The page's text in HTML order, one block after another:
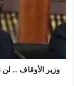
وزير الأوقاف ..